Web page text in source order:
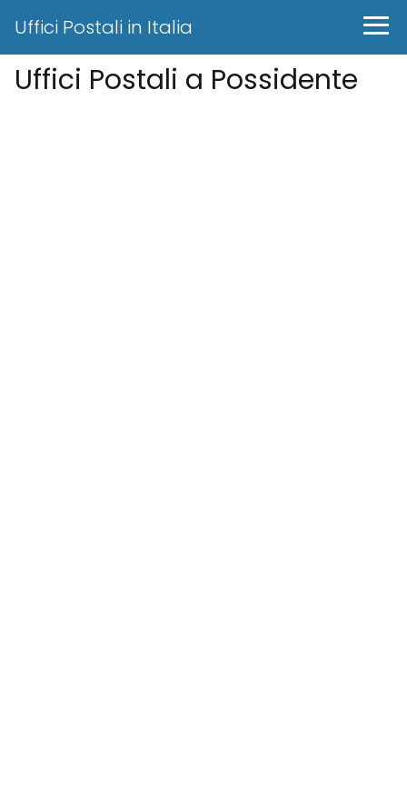
Uffici Postali in Italia
Uffici Postali a Possidente